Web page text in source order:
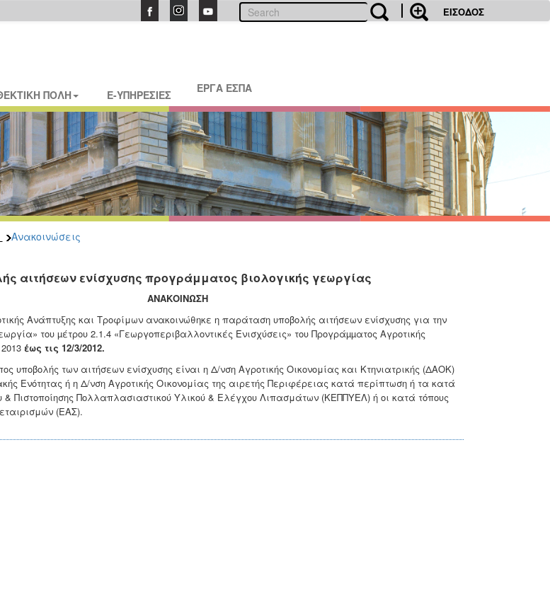
ΕΙΣΟΔΟΣ
ΠΟΛΗ E-ΥΠΗΡΕΣΙΕΣ ΕΡΓΑ ΕΣΠΑ
Ανακοινώσεις
αιτήσεων ενίσχυσης προγράμματος βιολογικής γεωργίας
ΑΝΑΚΟΙΝΩΣΗ
Ανάπτυξης και Τροφίμων ανακοινώθηκε η παράταση υποβολής αιτήσεων ενίσχυσης για την
του µέτρου 2.1.4 «Γεωργοπεριβαλλοντικές Ενισχύσεις» του Προγράµµατος Αγροτικής
έως τις 12/3/2012.
υποβολής των αιτήσεων ενίσχυσης είναι η Δ/νση Αγροτικής Οικονομίας και Κτηνιατρικής (ΔΑΟΚ)
Ενότητας ή η Δ/νση Αγροτικής Οικονομίας της αιρετής Περιφέρειας κατά περίπτωση ή τα κατά
& Πιστοποίησης Πολλαπλασιαστικού Υλικού & Ελέγχου Λιπασμάτων (ΚΕΠΠΥΕΛ) ή οι κατά τόπους
(ΕΑΣ).